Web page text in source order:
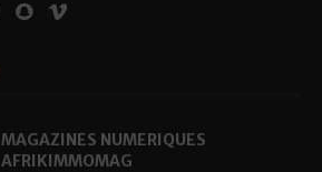
MAGAZINES NUMERIQUES
AFRIKIMMOMAG